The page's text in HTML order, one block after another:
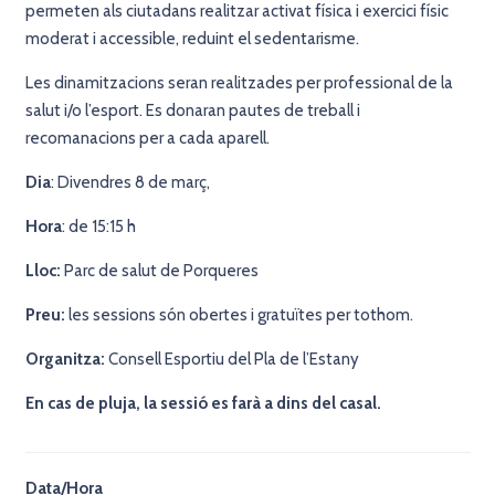
permeten als ciutadans realitzar activat física i exercici físic
moderat i accessible, reduint el sedentarisme.
Les dinamitzacions seran realitzades per professional de la
salut i/o l’esport. Es donaran pautes de treball i
recomanacions per a cada aparell.
Dia: Divendres 8 de març,
Hora: de 15:15 h
Lloc: Parc de salut de Porqueres
Preu: les sessions són obertes i gratuïtes per tothom.
Organitza: Consell Esportiu del Pla de l’Estany
En cas de pluja, la sessió es farà a dins del casal.
Data/Hora